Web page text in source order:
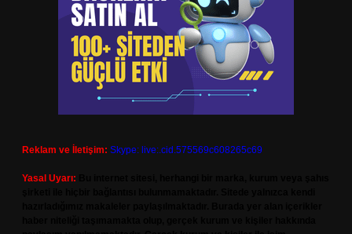
Reklam ve İletişim: Skype: live:.cid.575569c608265c69
Yasal Uyarı: